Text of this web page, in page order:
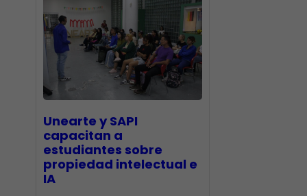
Unearte y SAPI
capacitan a
estudiantes sobre
propiedad intelectual e
IA